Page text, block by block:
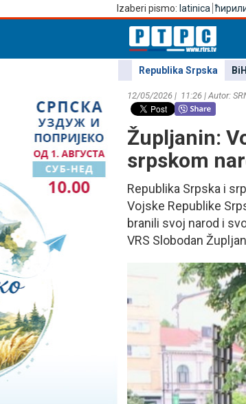
Izaberi pismo: latinica
Republika Srpska BiH
12/05/2026 | 11:26 | Autor:
Župljanin:
srpskom
Republika Srpska i
Vojske Republike
branili svoj narod i
VRS Slobodan